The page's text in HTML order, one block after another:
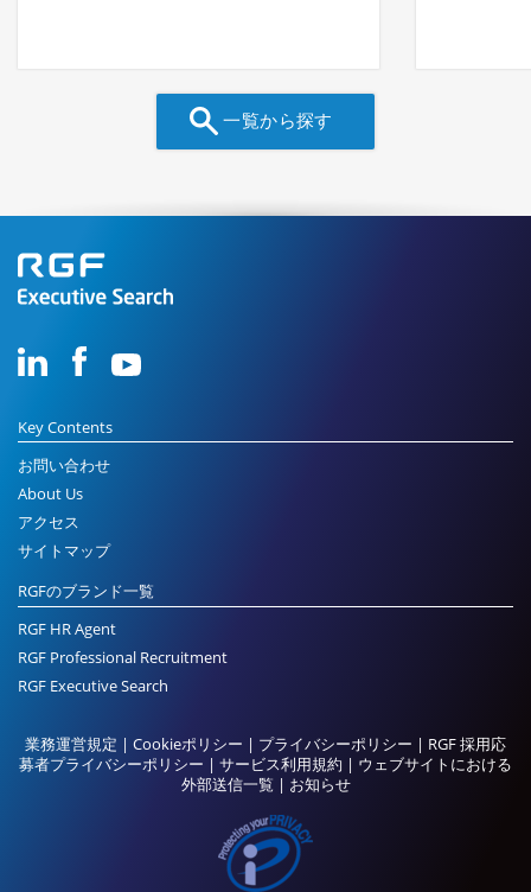
一覧から探す
Key Contents
お問い合わせ
About Us
アクセス
サイトマップ
RGFのブランド一覧
RGF HR Agent
RGF Professional Recruitment
RGF Executive Search
業務運営規定 | Cookieポリシー | プライバシーポリシー | RGF 採用応
募者プライバシーポリシー | サービス利用規約 | ウェブサイトにおける
外部送信一覧 | お知らせ